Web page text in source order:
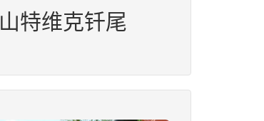
山特维克钎尾